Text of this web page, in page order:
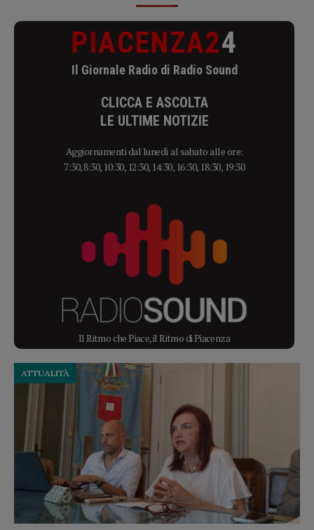
PIACENZA24
Il Giornale Radio di Radio Sound
CLICCA E ASCOLTA
LE ULTIME NOTIZIE
Aggiornamenti dal lunedì al sabato alle ore:
7:30, 8:30, 10:30, 12:30, 14:30, 16:30, 18:30, 19:30
Il Ritmo che Piace, il Ritmo di Piacenza
ATTUALITÀ